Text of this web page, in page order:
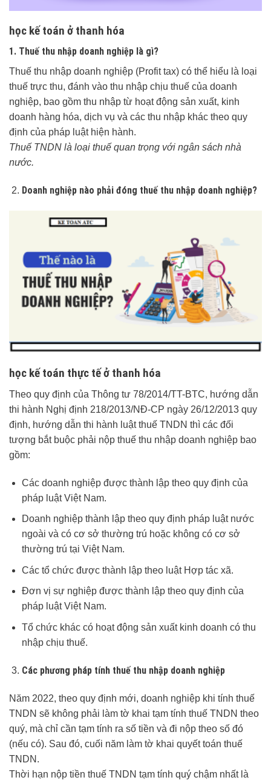
học kế toán ở thanh hóa
1. Thuế thu nhập doanh nghiệp là gì?
Thuế thu nhập doanh nghiệp (Profit tax) có thể hiểu là loại
thuế trực thu, đánh vào thu nhập chịu thuế của doanh
nghiệp, bao gồm thu nhập từ hoạt động sản xuất, kinh
doanh hàng hóa, dịch vụ và các thu nhập khác theo quy
định của pháp luật hiện hành.
Thuế TNDN là loại thuế quan trọng với ngân sách nhà
nước.
Doanh nghiệp nào phải đóng thuế thu nhập doanh nghiệp?
học kế toán thực tế ở thanh hóa
Theo quy định của Thông tư 78/2014/TT-BTC, hướng dẫn
thi hành Nghị định 218/2013/NĐ-CP ngày 26/12/2013 quy
định, hướng dẫn thi hành luật thuế TNDN thì các đối
tượng bắt buộc phải nộp thuế thu nhập doanh nghiệp bao
gồm:
Các doanh nghiệp được thành lập theo quy định của
pháp luật Việt Nam.
Doanh nghiệp thành lập theo quy định pháp luật nước
ngoài và có cơ sở thường trú hoặc không có cơ sở
thường trú tại Việt Nam.
Các tổ chức được thành lập theo luật Hợp tác xã.
Đơn vị sự nghiệp được thành lập theo quy định của
pháp luật Việt Nam.
Tổ chức khác có hoạt động sản xuất kinh doanh có thu
nhập chịu thuế.
Các phương pháp tính thuế thu nhập doanh nghiệp
Năm 2022, theo quy định mới, doanh nghiệp khi tính thuế
TNDN sẽ không phải làm tờ khai tạm tính thuế TNDN theo
quý, mà chỉ cần tạm tính ra số tiền và đi nộp theo số đó
(nếu có). Sau đó, cuối năm làm tờ khai quyết toán thuế
TNDN.
Thời hạn nộp tiền thuế TNDN tạm tính quý chậm nhất là